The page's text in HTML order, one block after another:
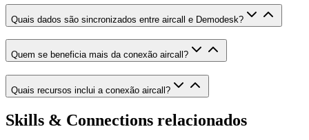
Quais dados são sincronizados entre aircall e Demodesk?
Quem se beneficia mais da conexão aircall?
Quais recursos inclui a conexão aircall?
Skills & Connections relacionados